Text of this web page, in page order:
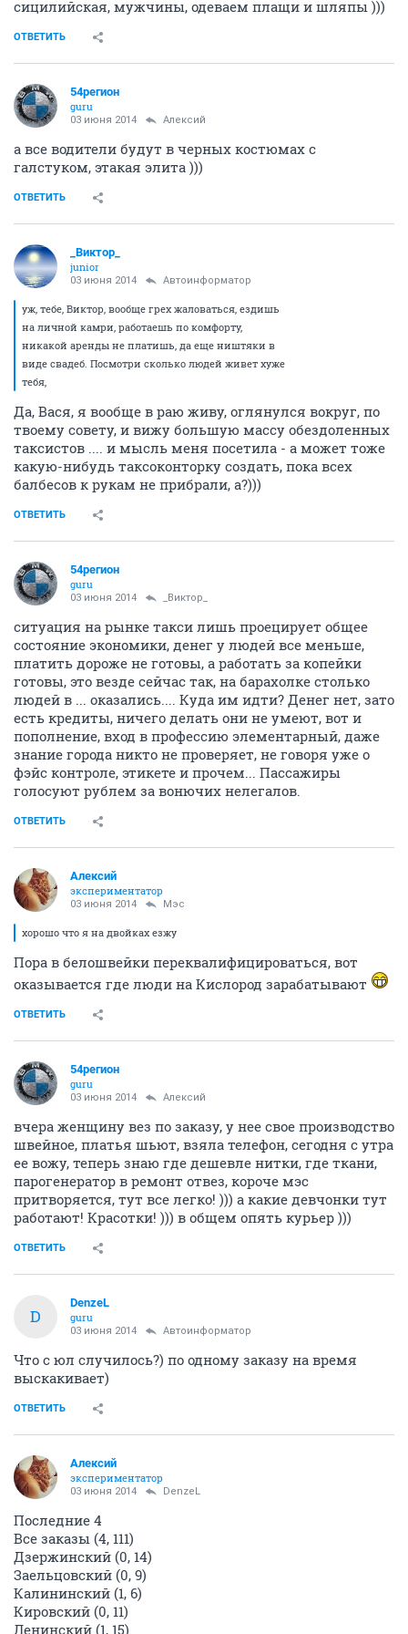
сицилийская, мужчины, одеваем плащи и шляпы )))
ОТВЕТИТЬ
54регион
guru
03 июня 2014 Алексий
а все водители будут в черных костюмах с
галстуком, этакая элита )))
ОТВЕТИТЬ
_Виктор_
juniоr
03 июня 2014 Автоинформатор
уж, тебе, Виктор, вообще грех жаловаться, ездишь
на личной камри, работаешь по комфорту,
никакой аренды не платишь, да еще ништяки в
виде свадеб. Посмотри сколько людей живет хуже
тебя,
Да, Вася, я вообще в раю живу, оглянулся вокруг, по
твоему совету, и вижу большую массу обездоленных
таксистов .... и мысль меня посетила - а может тоже
какую-нибудь таксоконторку создать, пока всех
балбесов к рукам не прибрали, а?)))
ОТВЕТИТЬ
54регион
guru
03 июня 2014 _Виктор_
ситуация на рынке такси лишь проецирует общее
состояние экономики, денег у людей все меньше,
платить дороже не готовы, а работать за копейки
готовы, это везде сейчас так, на барахолке столько
людей в ... оказались.... Куда им идти? Денег нет, зато
есть кредиты, ничего делать они не умеют, вот и
пополнение, вход в профессию элементарный, даже
знание города никто не проверяет, не говоря уже о
фэйс контроле, этикете и прочем... Пассажиры
голосуют рублем за вонючих нелегалов.
ОТВЕТИТЬ
Алексий
экспериментатор
03 июня 2014 Мэс
хорошо что я на двойках езжу
Пора в белошвейки переквалифицироваться, вот
оказывается где люди на Кислород зарабатывают
ОТВЕТИТЬ
54регион
guru
03 июня 2014 Алексий
вчера женщину вез по заказу, у нее свое производство
швейное, платья шьют, взяла телефон, сегодня с утра
ее вожу, теперь знаю где дешевле нитки, где ткани,
парогенератор в ремонт отвез, короче мэс
притворяется, тут все легко! ))) а какие девчонки тут
работают! Красотки! ))) в общем опять курьер )))
ОТВЕТИТЬ
D
DenzeL
guru
03 июня 2014 Автоинформатор
Что с юл случилось?) по одному заказу на время
выскакивает)
ОТВЕТИТЬ
Алексий
экспериментатор
03 июня 2014 DenzeL
Последние 4
Все заказы (4, 111)
Дзержинский (0, 14)
Заельцовский (0, 9)
Калининский (1, 6)
Кировский (0, 11)
Ленинский (1, 15)